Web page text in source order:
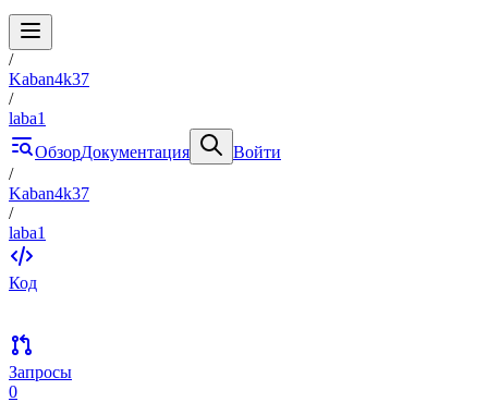
/
Kaban4k37
/
laba1
ОбзорДокументация
Войти
/
Kaban4k37
/
laba1
Код
Запросы
0